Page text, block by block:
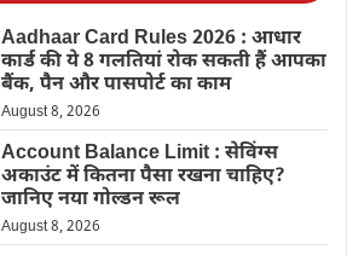
Aadhaar Card Rules 2026 : आधार
कार्ड की ये 8 गलतियां रोक सकती हैं आपका
बैंक, पैन और पासपोर्ट का काम
August 8, 2026
Account Balance Limit : सेविंग्स
अकाउंट में कितना पैसा रखना चाहिए?
जानिए नया गोल्डन रूल
August 8, 2026